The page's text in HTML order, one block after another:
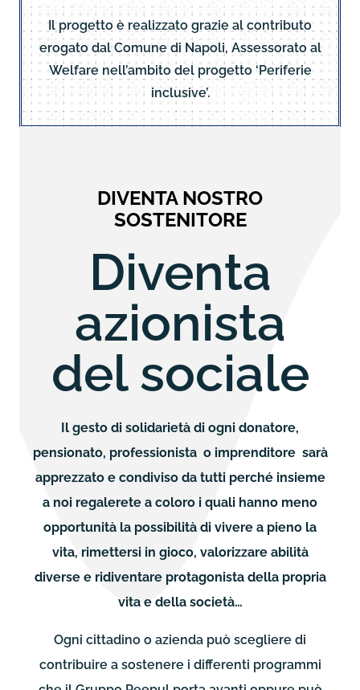
Il progetto è realizzato grazie al contributo
erogato dal Comune di Napoli, Assessorato al
Welfare nell’ambito del progetto ‘Periferie
inclusive’.
DIVENTA NOSTRO
SOSTENITORE
Diventa
azionista
del sociale
Il gesto di solidarietà di ogni donatore,
pensionato, professionista o imprenditore sarà
apprezzato e condiviso da tutti perché insieme
a noi regalerete a coloro i quali hanno meno
opportunità la possibilità di vivere a pieno la
vita, rimettersi in gioco, valorizzare abilità
diverse e ridiventare protagonista della propria
vita e della società…
Ogni cittadino o azienda può scegliere di
contribuire a sostenere i differenti programmi